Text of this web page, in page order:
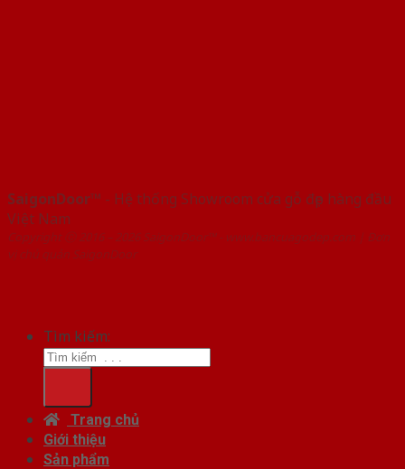
SaigonDoor™ - Hệ thống Showroom cửa gỗ đẹp hàng đầu
Việt Nam
Copyright ⓒ 2016 – 2026 SaigonDoor™ - www.bancuagodep.com | Đơn
vị chủ quản SaigonDoor
Tìm kiếm:
Trang chủ
Giới thiệu
Sản phẩm